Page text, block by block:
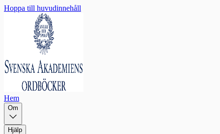
Hoppa till huvudinnehåll
Hem
Om
Hjälp